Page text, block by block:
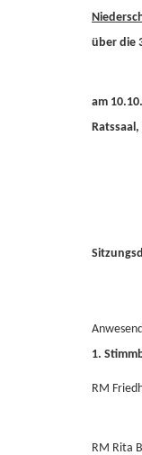
über die
am
1.
RM
RM Rita